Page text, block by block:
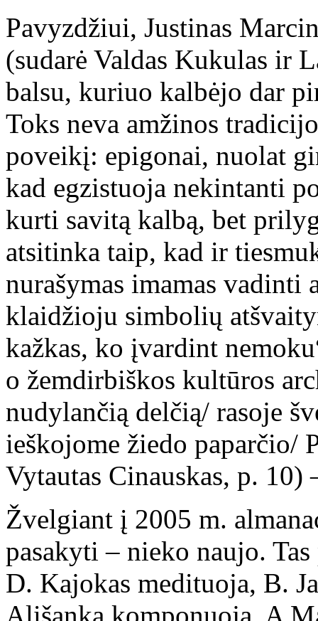
Pavyzdžiui, Justinas
(sudarė Valdas Kukulas ir
balsu, kuriuo kalbėjo dar
Toks neva amžinos
poveikį: epigonai, nuolat
kad egzistuoja nekintanti
kurti savitą kalbą, bet
atsitinka taip, kad ir
nurašymas imamas vadinti
klaidžioju simbolių
kažkas, ko įvardint
o žemdirbiškos kultūros
nudylančią delčią/ rasoje
ieškojome žiedo paparčio/
Vytautas Cinauskas, p.
Žvelgiant į 2005 m.
pasakyti – nieko naujo.
D. Kajokas medituoja, B.
Ališanka komponuoja, A